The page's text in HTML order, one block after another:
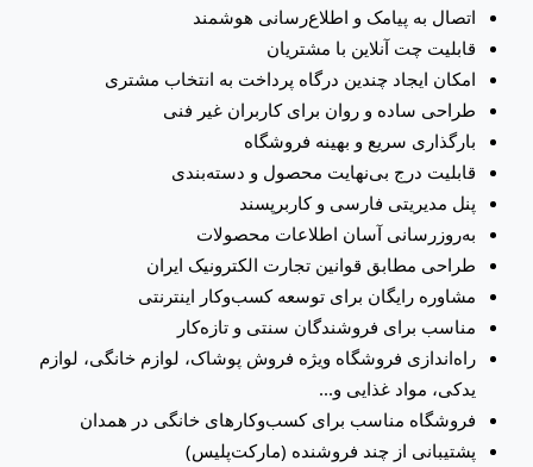
اتصال به پیامک و اطلاع‌رسانی هوشمند
قابلیت چت آنلاین با مشتریان
امکان ایجاد چندین درگاه پرداخت به انتخاب مشتری
طراحی ساده و روان برای کاربران غیر فنی
بارگذاری سریع و بهینه فروشگاه
قابلیت درج بی‌نهایت محصول و دسته‌بندی
پنل مدیریتی فارسی و کاربرپسند
به‌روزرسانی آسان اطلاعات محصولات
طراحی مطابق قوانین تجارت الکترونیک ایران
مشاوره رایگان برای توسعه کسب‌وکار اینترنتی
مناسب برای فروشندگان سنتی و تازه‌کار
راه‌اندازی فروشگاه ویژه فروش پوشاک، لوازم خانگی، لوازم
یدکی، مواد غذایی و...
فروشگاه مناسب برای کسب‌وکارهای خانگی در همدان
پشتیبانی از چند فروشنده (مارکت‌پلیس)